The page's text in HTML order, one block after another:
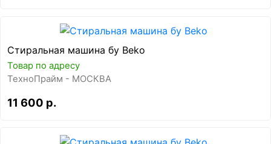
Стиральная машина бу Beko
Товар по адресу
ТехноПрайм - МОСКВА
11 600 р.